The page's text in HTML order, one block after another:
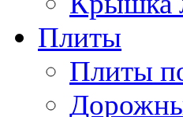
Плиты
Плиты